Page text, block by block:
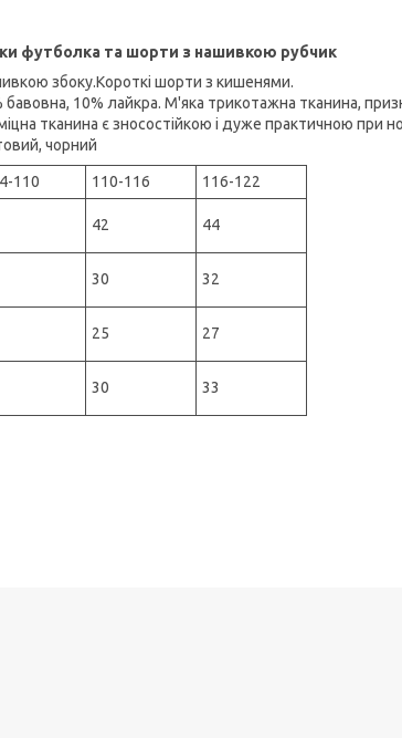
футболка та шорти з нашивкою рубчик
збоку.Короткі шорти з кишенями.
бавовна, 10% лайкра. М'яка трикотажна тканина,
тканина є зносостійкою і дуже практичною при
чорний
110 110-116
116-122
42 44
30 32
25 27
30 33